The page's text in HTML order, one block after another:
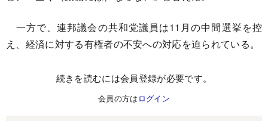
一方で、連邦議会の共和党議員は11月の中間選挙を控
え、経済に対する有権者の不安への対応を迫られている。
続きを読むには会員登録が必要です。
会員の方は ログイン